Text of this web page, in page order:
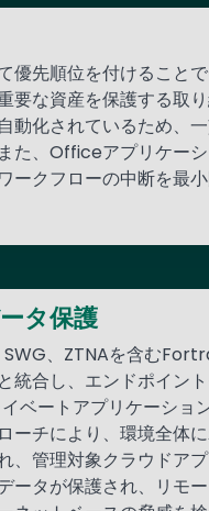
優先順位を付けること
要な資産を保護する取
動化されているため、
た、Officeアプリケー
ークフローの中断を最
タ保護
SWG、ZTNAを含む
統合し、エンドポイン
ベートアプリケーショ
ーチにより、環境全体
、管理対象クラウドア
ータが保護され、リモ